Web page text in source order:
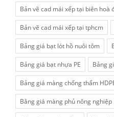
Bản vẽ cad mái xếp tại biên hoà
Bản vẽ cad mái xếp tại tphcm
Bảng giá bạt lót hồ nuôi tôm
Bảng giá bạt nhựa PE Bảng
Bảng giá màng chống thấm
Bằng giá màng phủ nông nghiệp